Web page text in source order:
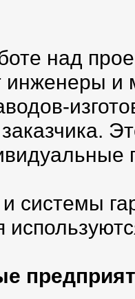
над
инженеры
системы